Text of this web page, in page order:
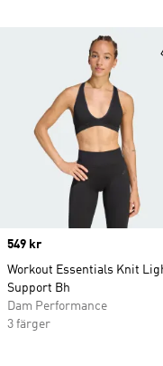
Price
549 kr
Workout Essentials Knit
Support Bh
Dam Performance
3 färger